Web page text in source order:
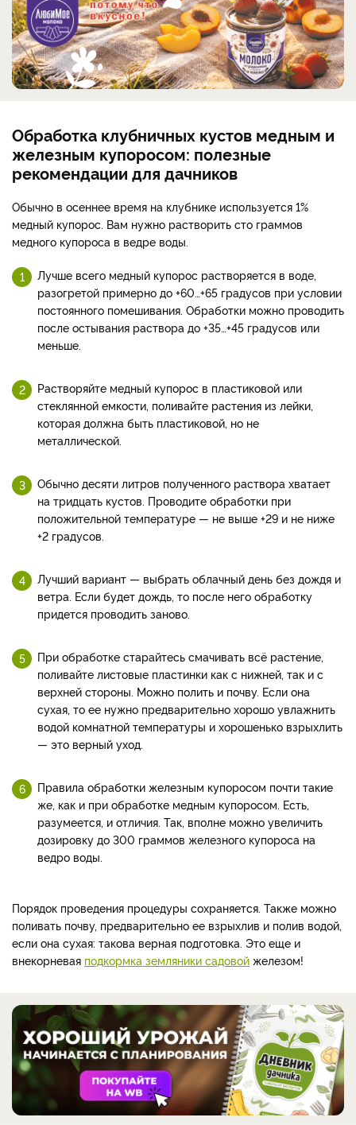
Обработка клубничных кустов медным и
железным купоросом: полезные
рекомендации для дачников
Обычно в осеннее время на клубнике используется 1%
медный купорос. Вам нужно растворить сто граммов
медного купороса в ведре воды.
Лучше всего медный купорос растворяется в воде,
разогретой примерно до +60…+65 градусов при условии
постоянного помешивания. Обработки можно проводить
после остывания раствора до +35…+45 градусов или
меньше.
Растворяйте медный купорос в пластиковой или
стеклянной емкости, поливайте растения из лейки,
которая должна быть пластиковой, но не
металлической.
Обычно десяти литров полученного раствора хватает
на тридцать кустов. Проводите обработки при
положительной температуре — не выше +29 и не ниже
+2 градусов.
Лучший вариант — выбрать облачный день без дождя и
ветра. Если будет дождь, то после него обработку
придется проводить заново.
При обработке старайтесь смачивать всё растение,
поливайте листовые пластинки как с нижней, так и с
верхней стороны. Можно полить и почву. Если она
сухая, то ее нужно предварительно хорошо увлажнить
водой комнатной температуры и хорошенько взрыхлить
— это верный уход.
Правила обработки железным купоросом почти такие
же, как и при обработке медным купоросом. Есть,
разумеется, и отличия. Так, вполне можно увеличить
дозировку до 300 граммов железного купороса на
ведро воды.
Порядок проведения процедуры сохраняется. Также можно
поливать почву, предварительно ее взрыхлив и полив водой,
если она сухая: такова верная подготовка. Это еще и
внекорневая подкормка земляники садовой железом!